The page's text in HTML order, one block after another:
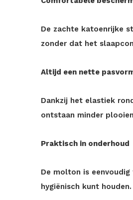
De zachte katoenrijke
zonder dat het
Altijd een nette
Dankzij het elastiek
ontstaan minder
Praktisch in onderhoud
De molton is
hygiënisch kunt houden.